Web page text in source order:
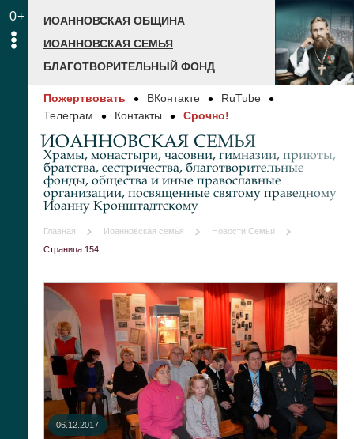
0+
ИОАННОВСКАЯ ОБЩИНА
ИОАННОВСКАЯ СЕМЬЯ
БЛАГОТВОРИТЕЛЬНЫЙ ФОНД
Пожертвовать ВКонтакте
RuTube
Телеграм
Контакты Срочно!
ИОАННОВСКАЯ СЕМЬЯ
Храмы, монастыри, часовни, гимназии, приюты,
братства, сестричества, благотворительные
фонды, общества и иные православные
организации, посвященные святому праведному
Иоанну Кронштадтскому
Главная Иоанновская семья
Новости Семьи
Страница 154
06.12.2017